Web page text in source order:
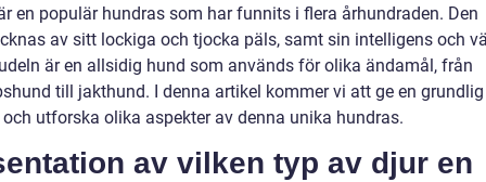
en populär hundras som har funnits i flera århundraden. Den
av sitt lockiga och tjocka päls, samt sin intelligens och
är en allsidig hund som används för olika ändamål, från
till jakthund. I denna artikel kommer vi att ge en grundlig
utforska olika aspekter av denna unika hundras.
av vilken typ av djur en